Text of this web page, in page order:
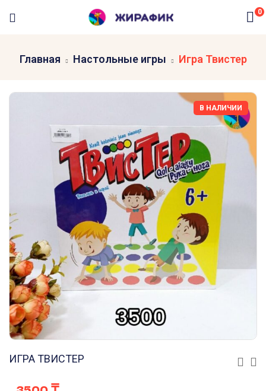
0
Главная Настольные игры Игра Твистер
В НАЛИЧИИ
ИГРА ТВИСТЕР